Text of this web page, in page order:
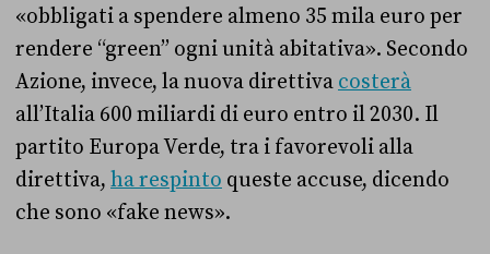
«obbligati a spendere almeno 35 mila euro per
rendere “green” ogni unità abitativa». Secondo
Azione, invece, la nuova direttiva costerà
all’Italia 600 miliardi di euro entro il 2030. Il
partito Europa Verde, tra i favorevoli alla
direttiva, ha respinto queste accuse, dicendo
che sono «fake news».